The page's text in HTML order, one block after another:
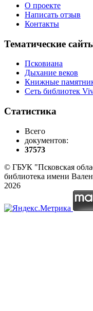
О проекте
Написать отзыв
Контакты
Тематические
Псковиана
Дыхание веков
Книжные
Сеть библиотек
Статистика
Всего
документов:
37573
© ГБУК "Псковская
библиотека имени
2026